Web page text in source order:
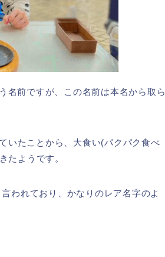
名前ですが、この名前は本名から取ら
いたことから、大食い(パクパク食べ
たようです。
言われており、かなりのレア名字のよ